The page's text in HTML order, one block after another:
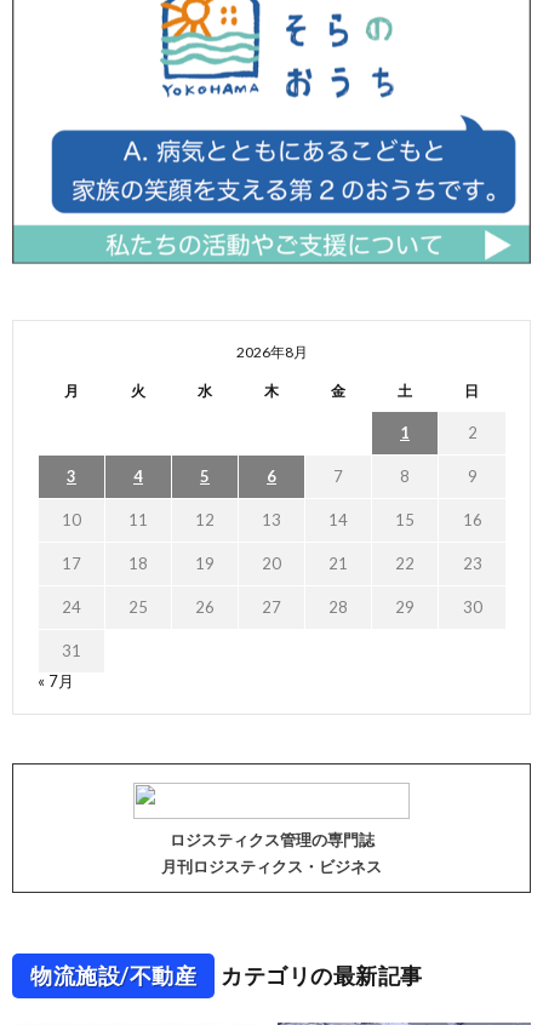
2026年8月
月 火 水 木 金 土 日
1 2
3 4 5 6 7 8 9
10 11 12 13 14 15 16
17 18 19 20 21 22 23
24 25 26 27 28 29 30
31
« 7月
ロジスティクス管理の専門誌
月刊ロジスティクス・ビジネス
物流施設/不動産 カテゴリの最新記事